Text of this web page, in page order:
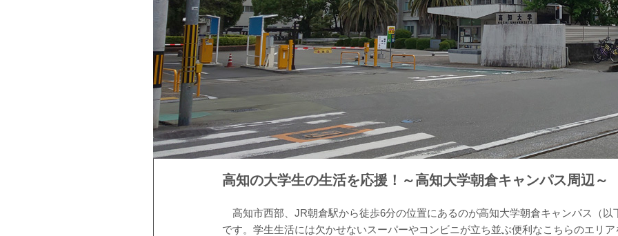
高知の大学生の生活を応援！～高知大学朝倉キャンパス周辺～
高知市西部、JR朝倉駅から徒歩6分の位置にあるのが高知大学朝倉キャンパス（以
です。学生生活には欠かせないスーパーやコンビニが立ち並ぶ便利なこちらのエリ